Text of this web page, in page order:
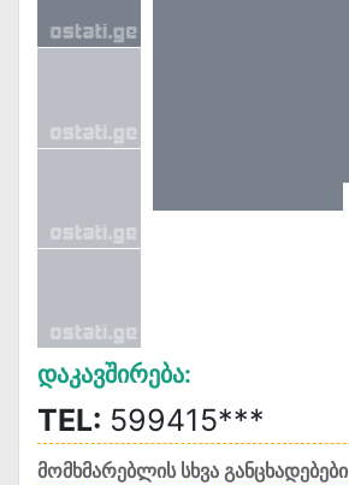
Დაკავშირება:
TEL: 599415***
მომხმარებლის სხვა განცხადებები